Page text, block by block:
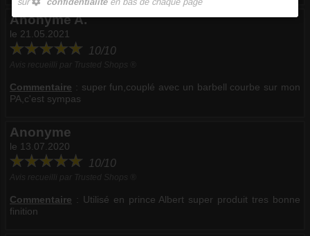
Anonyme A.
le 21.05.2021
10/10
Commentaire : super fun,couplé avec un barbell courbe sur mon
PA,c'est sympas
Anonyme
le 13.07.2020
10/10
Commentaire : Utilisé en prince Albert super produit tres bonne
finition